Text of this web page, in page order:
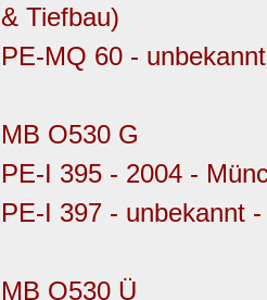
& Tiefbau)
PE-MQ 60 -
MB O530 G
PE-I 395 - 2004 -
PE-I 397 - unbekannt
MB O530 Ü